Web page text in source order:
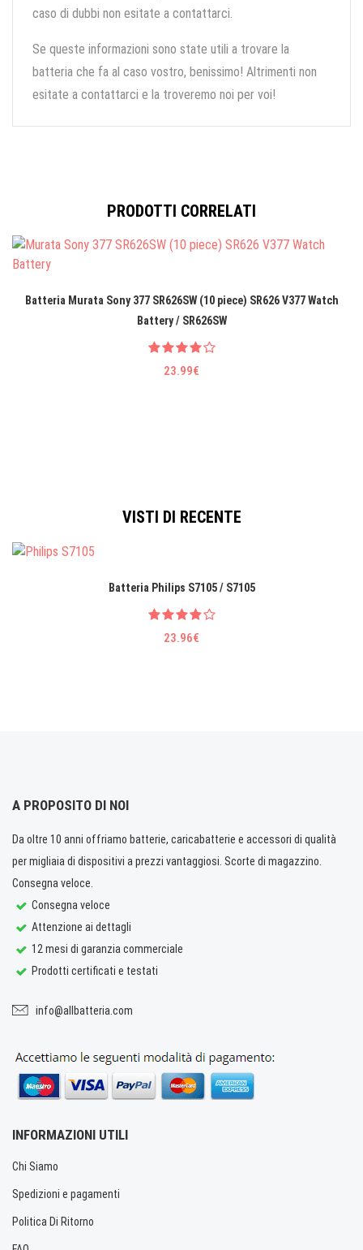
caso di dubbi non esitate a contattarci.
Se queste informazioni sono state utili a trovare la
batteria che fa al caso vostro, benissimo! Altrimenti non
esitate a contattarci e la troveremo noi per voi!
PRODOTTI CORRELATI
Batteria Murata Sony 377 SR626SW (10 piece) SR626 V377 Watch
Battery / SR626SW
23.99€
VISTI DI RECENTE
Batteria Philips S7105 / S7105
23.96€
A PROPOSITO DI NOI
Da oltre 10 anni offriamo batterie, caricabatterie e accessori di qualità
per migliaia di dispositivi a prezzi vantaggiosi. Scorte di magazzino.
Consegna veloce.
Consegna veloce
Attenzione ai dettagli
12 mesi di garanzia commerciale
Prodotti certificati e testati
info@allbatteria.com
INFORMAZIONI UTILI
Chi Siamo
Spedizioni e pagamenti
Politica Di Ritorno